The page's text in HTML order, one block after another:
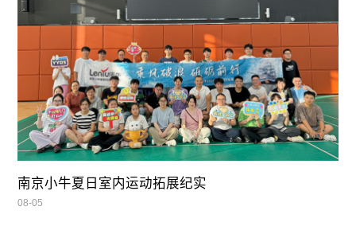
南京小牛夏日室内运动拓展纪实
08-05